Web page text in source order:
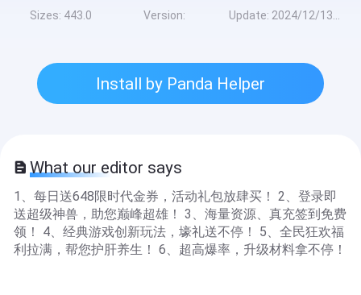
Sizes: 443.0 Version: Update: 2024/12/13 9:00:00
Install by Panda Helper
What our editor says
1、每日送648限时代金券，活动礼包放肆买！ 2、登录即
送超级神兽，助您巅峰超雄！ 3、海量资源、真充签到免费
领！ 4、经典游戏创新玩法，壕礼送不停！ 5、全民狂欢福
利拉满，帮您护肝养生！ 6、超高爆率，升级材料拿不停！